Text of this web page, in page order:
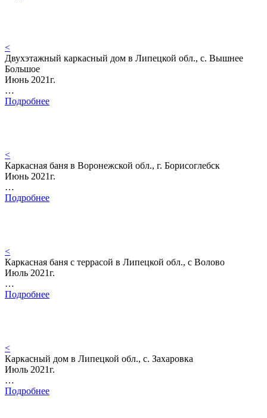
<
Двухэтажный каркасный дом в Липецкой обл., с. Вышнее
Большое
Июнь 2021г.
…
Подробнее
<
Каркасная баня в Воронежской обл., г. Борисоглебск
Июнь 2021г.
…
Подробнее
<
Каркасная баня с террасой в Липецкой обл., с Волово
Июль 2021г.
…
Подробнее
<
Каркасный дом в Липецкой обл., с. Захаровка
Июль 2021г.
…
Подробнее